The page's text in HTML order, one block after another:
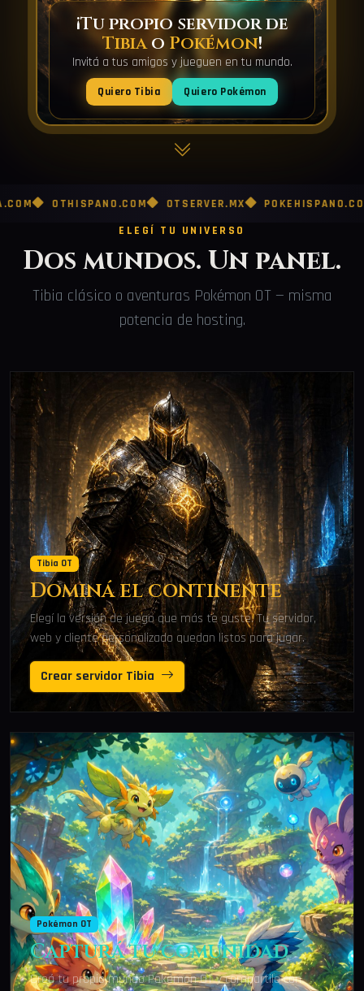
¡Tu propio servidor de
Tibiao Pokémon!
Invitá a tus amigos y jueguen en tu mundo.
Quiero Tibia Quiero Pokémon
OTHISPANO.COM OTSERVER.MX POKEHISPANO.COM
ELEGÍ TU UNIVERSO
Dos mundos. Un panel.
Tibia clásico o aventuras Pokémon OT — misma
potencia de hosting.
Tibia OT
Dominá el continente
Elegí la versión de juego que más te guste. Tu servidor,
web y cliente personalizado quedan listos para jugar.
Crear servidor Tibia
Pokémon OT
Capturá tu comunidad
Creá tu propio mundo Pokémon OT y compartilo con